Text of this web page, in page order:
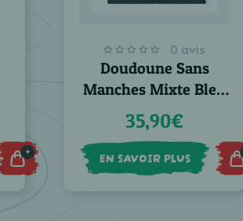
+
0 avis
Doudoune Sans
Manches Mixte Bleu
Marine FFRandonnée
35,90€
EN SAVOIR PLUS